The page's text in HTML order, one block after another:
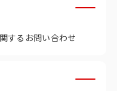
課題
するお問い合わせ